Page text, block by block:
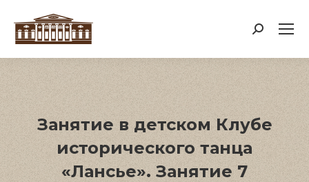
Поиск:
Занятие в детском Клубе
исторического танца
«Лансье». Занятие 7